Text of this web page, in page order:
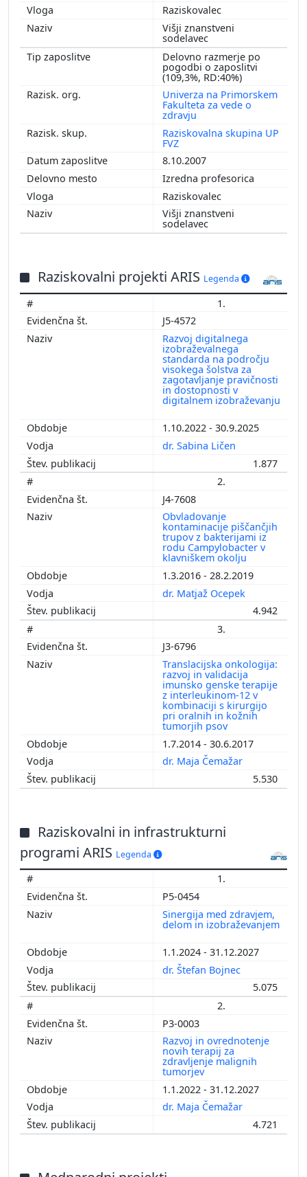
Raziskovalec
Višji znanstveni
sodelavec
Delovno razmerje po
pogodbi o zaposlitvi
(109,3%, RD:40%)
Univerza na Primorskem
Fakulteta za vede o
zdravju
Raziskovalna skupina UP
FVZ
8.10.2007
Izredna profesorica
Raziskovalec
Višji znanstveni
sodelavec
Raziskovalni projekti ARIS Legenda
1.
J5-4572
Razvoj digitalnega
izobraževalnega
standarda na področju
visokega šolstva za
zagotavljanje pravičnosti
in dostopnosti v
digitalnem izobraževanju
1.10.2022 - 30.9.2025
dr. Sabina Ličen
1.877
2.
J4-7608
Obvladovanje
kontaminacije piščančjih
trupov z bakterijami iz
rodu Campylobacter v
klavniškem okolju
1.3.2016 - 28.2.2019
dr. Matjaž Ocepek
4.942
3.
J3-6796
Translacijska onkologija:
razvoj in validacija
imunsko genske terapije
z interleukinom-12 v
kombinaciji s kirurgijo
pri oralnih in kožnih
tumorjih psov
1.7.2014 - 30.6.2017
dr. Maja Čemažar
5.530
Raziskovalni in infrastrukturni
programi ARIS Legenda
1.
P5-0454
Sinergija med zdravjem,
delom in izobraževanjem
1.1.2024 - 31.12.2027
dr. Štefan Bojnec
5.075
2.
P3-0003
Razvoj in ovrednotenje
novih terapij za
zdravljenje malignih
tumorjev
1.1.2022 - 31.12.2027
dr. Maja Čemažar
4.721